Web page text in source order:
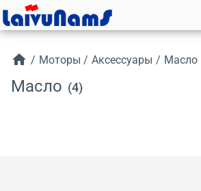
home / Моторы / Аксессуары / Масло
Масло (4)